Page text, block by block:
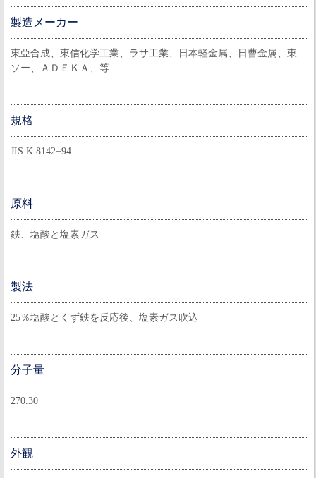
製造メーカー
東亞合成、東信化学工業、ラサ工業、日本軽金属、日曹金属、東
ソー、ＡＤＥＫＡ、等
規格
JIS K 8142−94
原料
鉄、塩酸と塩素ガス
製法
25％塩酸とくず鉄を反応後、塩素ガス吹込
分子量
270.30
外観